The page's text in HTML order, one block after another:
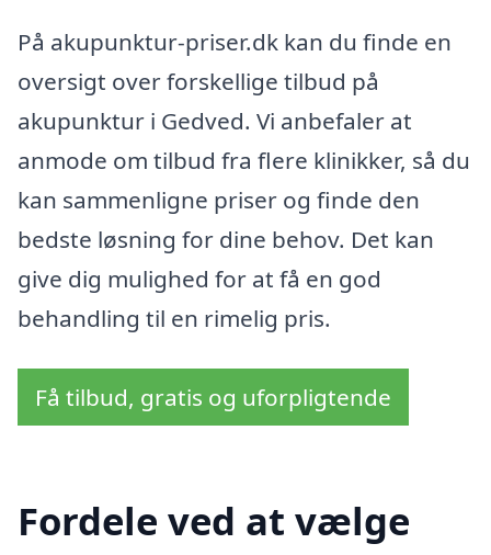
På akupunktur-priser.dk kan du finde en
oversigt over forskellige tilbud på
akupunktur i Gedved. Vi anbefaler at
anmode om tilbud fra flere klinikker, så du
kan sammenligne priser og finde den
bedste løsning for dine behov. Det kan
give dig mulighed for at få en god
behandling til en rimelig pris.
Få tilbud, gratis og uforpligtende
Fordele ved at vælge